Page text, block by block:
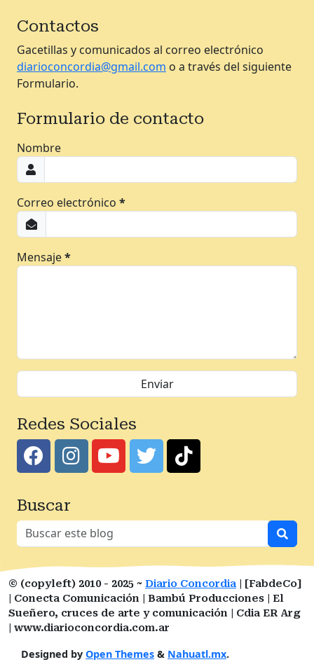
Contactos
Gacetillas y comunicados al correo electrónico
diarioconcordia@gmail.com o a través del siguiente
Formulario.
Formulario de contacto
Nombre
Correo electrónico *
Mensaje*
Redes Sociales
Buscar
© (copyleft) 2010 - 2025 ~ Diario Concordia | [FabdeCo]
| Conecta Comunicación | Bambú Producciones | El
Sueñero, cruces de arte y comunicación | Cdia ER Arg
| www.diarioconcordia.com.ar
Designed by Open Themes & Nahuatl.mx.